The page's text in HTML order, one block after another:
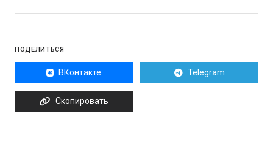
ПОДЕЛИТЬСЯ
ВКонтакте Telegram
Скопировать